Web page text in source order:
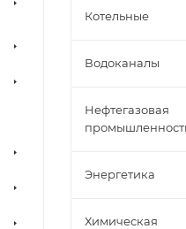
Котельные
Водоканалы
Нефтегазовая
Энергетика
Химическая